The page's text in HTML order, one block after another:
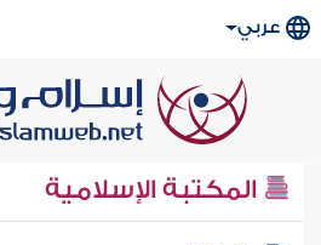
عربي
المكتبة الإسلامية